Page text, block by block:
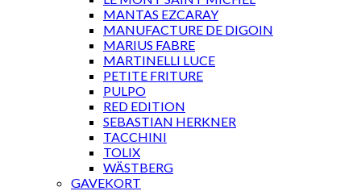
MANTAS EZCARAY
MANUFACTURE DE DIGOIN
MARIUS FABRE
MARTINELLI LUCE
PETITE FRITURE
PULPO
RED EDITION
SEBASTIAN HERKNER
TACCHINI
TOLIX
WÄSTBERG
GAVEKORT